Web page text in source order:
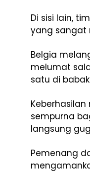
Di sisi lain,
yang sangat
Belgia
melumat
satu di
sempurna
langsung
Pemenang